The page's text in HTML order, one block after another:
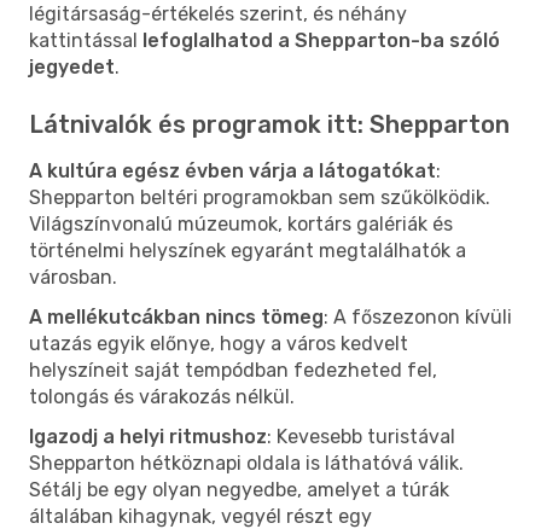
légitársaság-értékelés szerint, és néhány
kattintással lefoglalhatod a Shepparton-ba szóló
jegyedet.
Látnivalók és programok itt: Shepparton
A kultúra egész évben várja a látogatókat:
Shepparton beltéri programokban sem szűkölködik.
Világszínvonalú múzeumok, kortárs galériák és
történelmi helyszínek egyaránt megtalálhatók a
városban.
A mellékutcákban nincs tömeg: A főszezonon kívüli
utazás egyik előnye, hogy a város kedvelt
helyszíneit saját tempódban fedezheted fel,
tolongás és várakozás nélkül.
Igazodj a helyi ritmushoz: Kevesebb turistával
Shepparton hétköznapi oldala is láthatóvá válik.
Sétálj be egy olyan negyedbe, amelyet a túrák
általában kihagynak, vegyél részt egy